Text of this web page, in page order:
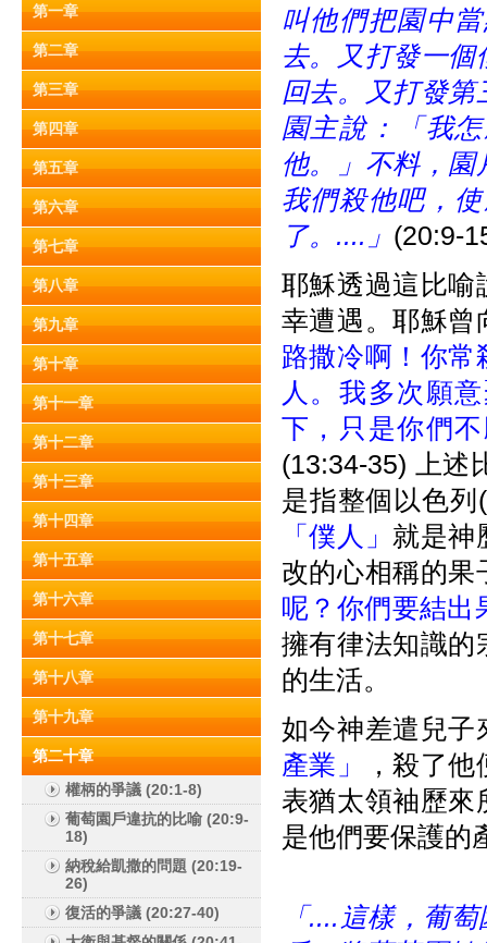
第一章
第二章
第三章
第四章
第五章
第六章
第七章
第八章
第九章
第十章
第十一章
第十二章
第十三章
第十四章
第十五章
第十六章
第十七章
第十八章
第十九章
第二十章
權柄的爭議 (20:1-8)
葡萄園戶違抗的比喻 (20:9-
18)
納稅給凱撒的問題 (20:19-
26)
復活的爭議 (20:27-40)
叫他們把園中
去。又打發一
回去。又打發
園主說：「我
他。」不料，
我們殺他吧，
了。.... 」 (20:9-
耶穌透過這比喻
幸遭遇。耶穌曾
路撒冷啊！你常
人。我多次願
下，只是你們
(13:34-35) 上述
是指整個以色
「僕人」 就是神
改的心相稱的果
呢？你們要結出
擁有律法知識的
的生活。
如今神差遣兒子
產業」
，殺了
表猶太領袖歷來
是他們要保護的
「.... 這樣，葡